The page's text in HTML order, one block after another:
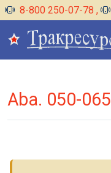
8-800 250-07-78 ,
Aba. 050-065